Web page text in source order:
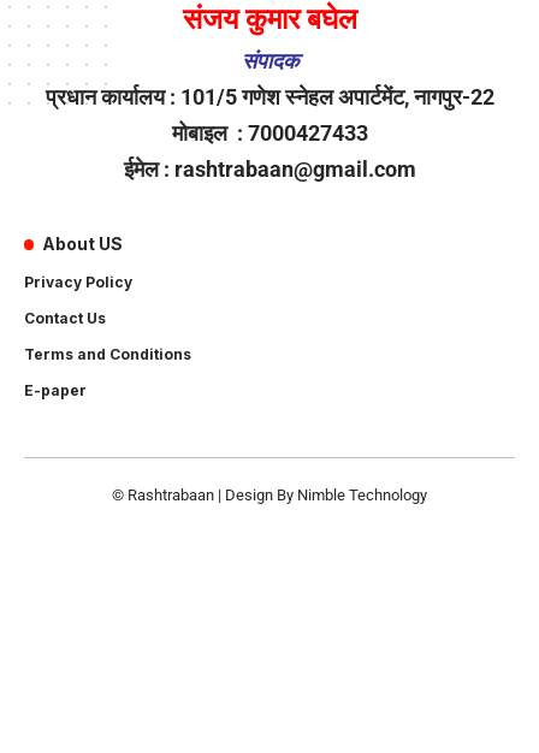
संजय कुमार बघेल
संपादक
प्रधान कार्यालय : 101/5 गणेश स्नेहल अपार्टमेंट, नागपुर-22
मोबाइल : 7000427433
ईमेल : rashtrabaan@gmail.com
About US
Privacy Policy
Contact Us
Terms and Conditions
E-paper
© Rashtrabaan | Design By Nimble Technology